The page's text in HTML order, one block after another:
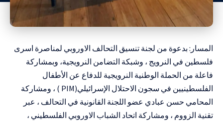
المسار: بدعوة من لجنة تنسيق التحالف الاوروبي لمناصرة اسرى
فلسطين في النرويج ، وشبكة التضامن النرويجية، وبمشاركة
فاعلة من الحملة الوطنية النرويجية للدفاع عن الأطفال
الفلسطينيين في سجون الاحتلال الإسرائيلي(PIM ) ، ومشاركة
المحامي حسن عبادي عضو اللجنة القانونية في التحالف ، عبر
تقنية الزووم ، ومشاركة اتحاد الشباب الاوروبي الفلسطيني ،